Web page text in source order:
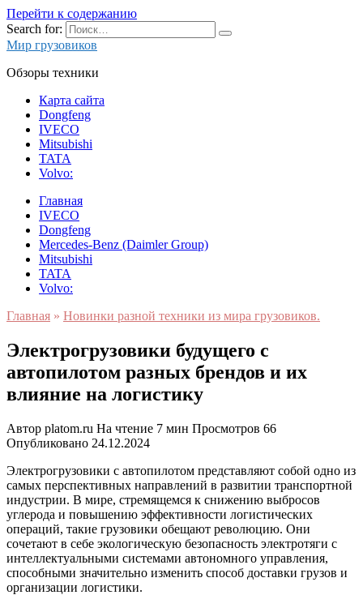
Перейти к содержанию
Search for:
Мир грузовиков
Обзоры техники
Карта сайта
Dongfeng
IVECO
Mitsubishi
TATA
Volvo:
Главная
IVECO
Dongfeng
Mercedes-Benz (Daimler Group)
Mitsubishi
TATA
Volvo:
Главная » Новинки разной техники из мира грузовиков.
Электрогрузовики будущего с
автопилотом разных брендов и их
влияние на логистику
Автор platom.ru На чтение 7 мин Просмотров 66
Опубликовано 24.12.2024
Электрогрузовики с автопилотом представляют собой одно из
самых перспективных направлений в развитии транспортной
индустрии. В мире, стремящемся к снижению выбросов
углерода и повышению эффективности логистических
операций, такие грузовики обещают революцию. Они
сочетают в себе экологическую безопасность электротяги с
интеллектуальными системами автономного управления,
способными значительно изменить способ доставки грузов и
организации логистики.